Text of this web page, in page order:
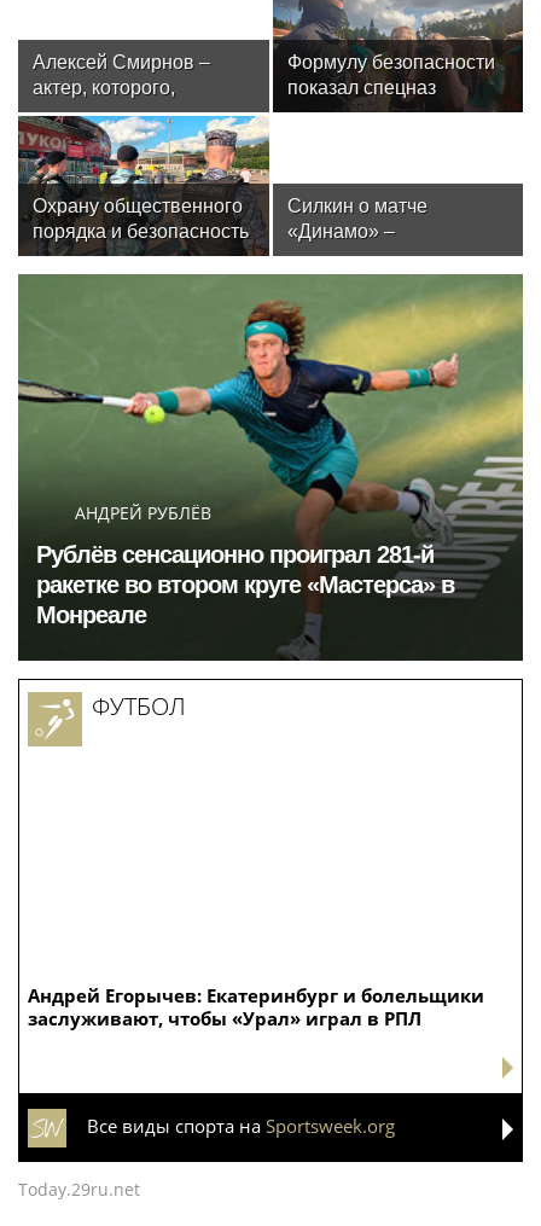
Алексей Смирнов –
актер, которого,
надеюсь, еще не
забыли
Формулу безопасности
показал спецназ
Росгвардии юным
Охрану общественного
порядка и безопасность
на футбольном матче в
Силкин о матче
«Динамо» –
«Махачкала»: «Это
способность
подопечных Шварца
решать серьезные
задачи в чемпионате»
АНДРЕЙ РУБЛЁВ
Рублёв сенсационно проиграл 281-й
ракетке во втором круге «Мастерса» в
Монреале
Андрей Егорычев: Екатеринбург и болельщики
заслуживают, чтобы «Урал» играл в РПЛ
ФУТБОЛ
Все виды спорта на Sportsweek.org
Today.29ru.net